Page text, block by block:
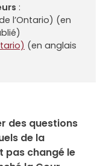
:
l’Ontario) (en
(en anglais
des questions
de la
pas changé le